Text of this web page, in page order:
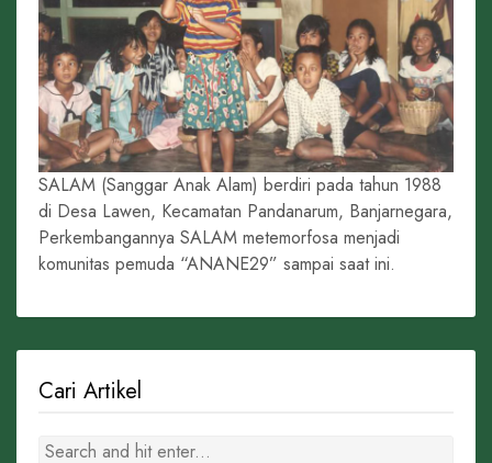
SALAM (Sanggar Anak Alam) berdiri pada tahun 1988
di Desa Lawen, Kecamatan Pandanarum, Banjarnegara,
Perkembangannya SALAM metemorfosa menjadi
komunitas pemuda “ANANE29” sampai saat ini.
Cari Artikel